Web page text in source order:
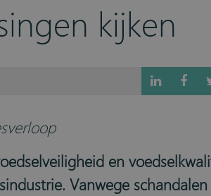
kijken
en
Vanwege